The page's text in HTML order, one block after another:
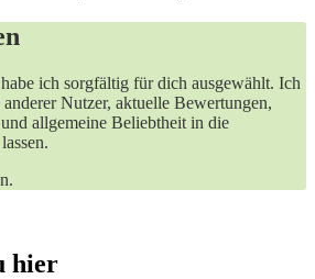
ich‍ sorgfältig für dich ausgewählt. Ich
Nutzer, aktuelle Bewertungen,
allgemeine‌ Beliebtheit⁣ in die‍
hier